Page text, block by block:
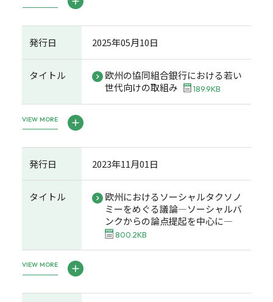
発行日 2025年05月10日
タイトル
欧州の協同組合銀行における若い
世代向けの取組み
189.9KB
VIEW MORE
発行日 2023年11月01日
タイトル
欧州におけるソーシャルタクソノ
ミーをめぐる議論―ソーシャルバ
ンクからの論点提起を中心に―
800.2KB
VIEW MORE